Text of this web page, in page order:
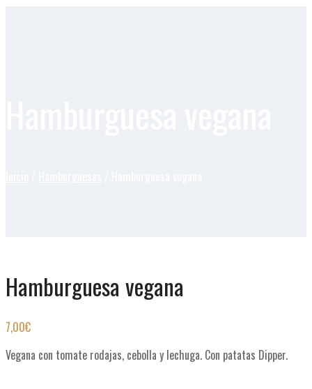
Hamburguesa vegana
7,00€
Vegana con tomate rodajas, cebolla y lechuga. Con patatas Dipper.